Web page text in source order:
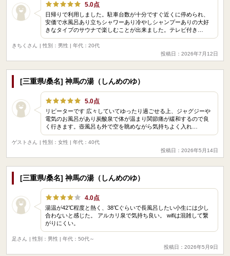
5.0点
日帰りで利用しました。駐車台数が十分ですぐ近くに停められ、
安価で水風呂あり立ちシャワーあり冷やしシャンプーありの大好
きなタイプのサウナで楽しむことが出来ました。テレビ付き…
きちくさん
| 性別：男性 | 年代：20代
投稿日：2026年7月12日
[三重県/桑名] 神馬の湯（しんめのゆ）
5.0点
リピーターです 広々していてゆったり過ごせる上、ジャグジーや
電気のお風呂があり炭酸泉で体が温まり関節痛が緩和するので良
く行きます。壺風呂も外で空を眺めながら気持ちよく入れ…
ゲストさん
| 性別：女性 | 年代：40代
投稿日：2026年5月14日
[三重県/桑名] 神馬の湯（しんめのゆ）
4.0点
湯温が42℃程度と熱く、38℃ぐらいで長風呂したい小生には少し
合わないと感じた。 アルカリ泉で気持ち良い。 wifiは混雑して繋
がりにくい。
足さん
| 性別：男性 | 年代：50代～
投稿日：2026年5月9日